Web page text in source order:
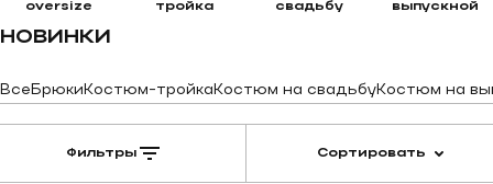
oversize
тройка
свадьбу
выпускной
НОВИНКИ
ВсеБрюкиКостюм-тройкаКостюм на свадьбуКостюм на
Фильтры Сортировать